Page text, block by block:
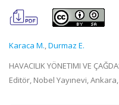
Karaca M.,Durmaz E.
HAVACILIK YÖNETIMI VE
Editör, Nobel Yayınevi,